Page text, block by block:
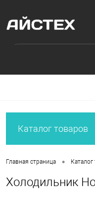
Каталог товаров
Главная страница • Каталог
Холодильник